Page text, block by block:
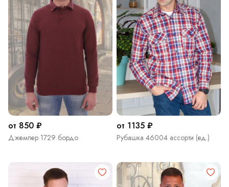
от 850 ₽
Джемпер 1729 бордо
от 1135 ₽
Рубашка 46004 ассорти (ед.)